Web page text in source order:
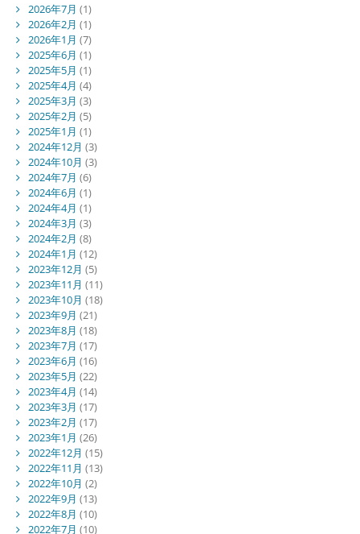
2026年7月 (1)
2026年2月 (1)
2026年1月 (7)
2025年6月 (1)
2025年5月 (1)
2025年4月 (4)
2025年3月 (3)
2025年2月 (5)
2025年1月 (1)
2024年12月 (3)
2024年10月 (3)
2024年7月 (6)
2024年6月 (1)
2024年4月 (1)
2024年3月 (3)
2024年2月 (8)
2024年1月 (12)
2023年12月 (5)
2023年11月 (11)
2023年10月 (18)
2023年9月 (21)
2023年8月 (18)
2023年7月 (17)
2023年6月 (16)
2023年5月 (22)
2023年4月 (14)
2023年3月 (17)
2023年2月 (17)
2023年1月 (26)
2022年12月 (15)
2022年11月 (13)
2022年10月 (2)
2022年9月 (13)
2022年8月 (10)
2022年7月 (10)